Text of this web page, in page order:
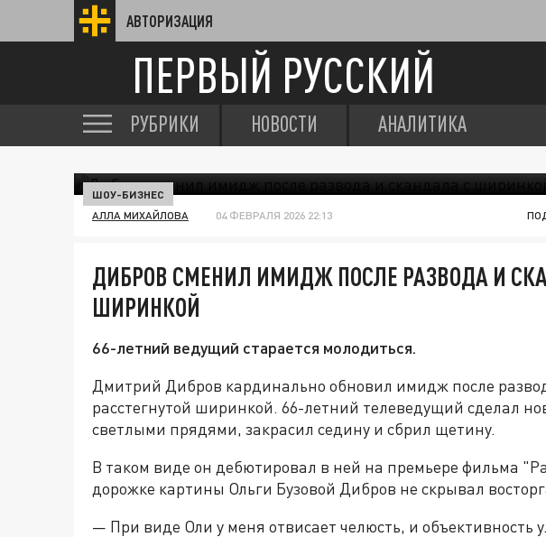
АВТОРИЗАЦИЯ
ПЕРВЫЙ РУССКИЙ
РУБРИКИ НОВОСТИ АНАЛИТИКА
ШОУ-БИЗНЕС
АЛЛА МИХАЙЛОВА 04 ФЕВРАЛЯ 2026 22:13
ДИБРОВ СМЕНИЛ ИМИДЖ ПОСЛЕ РАЗВОДА И
ШИРИНКОЙ
66-летний ведущий старается молодиться.
Дмитрий Дибров кардинально обновил имидж после
расстегнутой ширинкой. 66-летний телеведущий сделал
светлыми прядями, закрасил седину и сбрил щетину.
В таком виде он дебютировал в ней на премьере фильма
дорожке картины Ольги Бузовой Дибров не скрывал
— При виде Оли у меня отвисает челюсть, и объективность